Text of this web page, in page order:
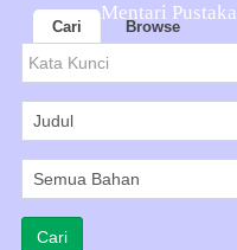
Mentari Pustaka
Cari Browse